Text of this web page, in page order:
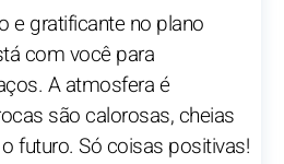
e gratificante no plano
com você para
A atmosfera é
são calorosas, cheias
futuro. Só coisas positivas!